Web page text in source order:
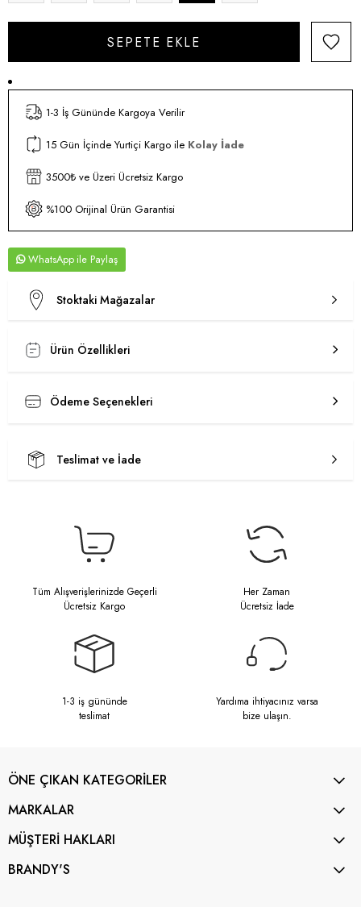
1-3 İş Gününde Kargoya Verilir
15 Gün İçinde Yurtiçi Kargo ile Kolay İade
3500₺ ve Üzeri Ücretsiz Kargo
%100 Orijinal Ürün Garantisi
WhatsApp
Stoktaki Mağazalar
Ürün Özellikleri
Ödeme Seçenekleri
Teslimat ve İade
Tüm Alışverişlerinizde Geçerli
Ücretsiz Kargo
Her Zaman
Ücretsiz İade
1-3 iş gününde
teslimat
Yardıma ihtiyacınız varsa
bize ulaşın.
ÖNE ÇIKAN KATEGORİLER
MARKALAR
MÜŞTERİ HAKLARI
BRANDY'S